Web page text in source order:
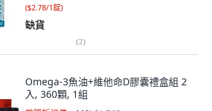
($2.78/1錠)
缺貨
(2)
Omega-3魚油+維他命D膠囊禮盒組 2
入, 360顆, 1組